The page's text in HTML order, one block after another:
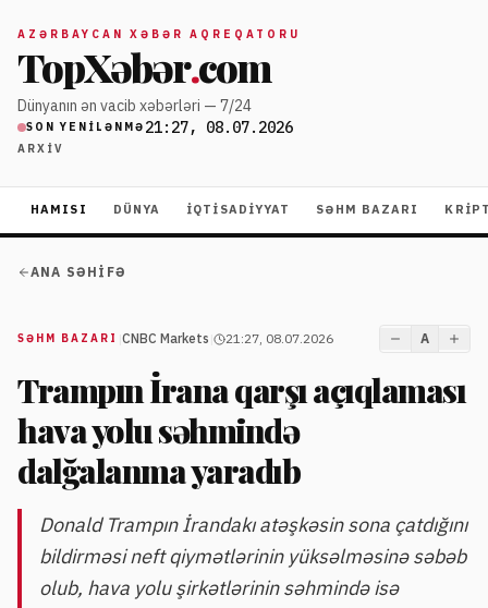
AZƏRBAYCAN XƏBƏR AQREQATORU
TopXəbər.com
Dünyanın ən vacib xəbərləri — 7/24
SON YENILƏNMƏ 21:27, 08.07.2026
ARXIV
HAMISI DÜNYA İQTISADIYYAT SƏHM BAZARI
ANA SƏHIFƏ
SƏHM BAZARI CNBC Markets 21:27, 08.07.2026 A
Trampın İrana qarşı açıqlaması
hava yolu səhmində
dalğalanma yaradıb
Donald Trampın İrandakı atəşkəsin sona çatdığını
bildirməsi neft qiymətlərinin yüksəlməsinə səbəb
olub, hava yolu şirkətlərinin səhmində isə